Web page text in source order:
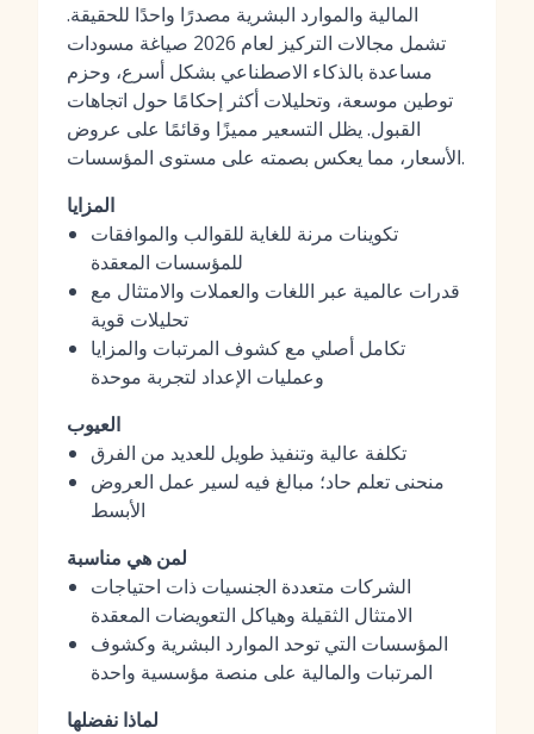
المالية والموارد البشرية مصدرًا واحدًا للحقيقة.
تشمل مجالات التركيز لعام 2026 صياغة مسودات
مساعدة بالذكاء الاصطناعي بشكل أسرع، وحزم
توطين موسعة، وتحليلات أكثر إحكامًا حول اتجاهات
القبول. يظل التسعير مميزًا وقائمًا على عروض
الأسعار، مما يعكس بصمته على مستوى المؤسسات.
المزايا
تكوينات مرنة للغاية للقوالب والموافقات
للمؤسسات المعقدة
قدرات عالمية عبر اللغات والعملات والامتثال مع
تحليلات قوية
تكامل أصلي مع كشوف المرتبات والمزايا
وعمليات الإعداد لتجربة موحدة
العيوب
تكلفة عالية وتنفيذ طويل للعديد من الفرق
منحنى تعلم حاد؛ مبالغ فيه لسير عمل العروض
الأبسط
لمن هي مناسبة
الشركات متعددة الجنسيات ذات احتياجات
الامتثال الثقيلة وهياكل التعويضات المعقدة
المؤسسات التي توحد الموارد البشرية وكشوف
المرتبات والمالية على منصة مؤسسية واحدة
لماذا نفضلها